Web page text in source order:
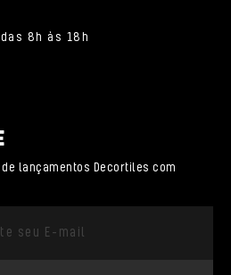
8h às 18h
lançamentos Decortiles com